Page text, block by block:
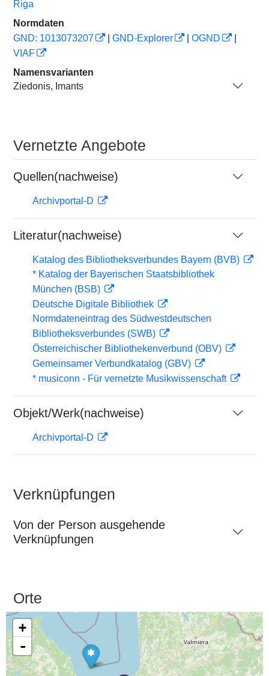
Riga
Normdaten
GND: 1013073207
GND-Explorer OGND
VIAF
Namensvarianten
Ziedonis, Imants
Vernetzte Angebote
Quellen(nachweise)
Archivportal-D
Literatur(nachweise)
Katalog des Bibliotheksverbundes Bayern (BVB)
* Katalog der Bayerischen Staatsbibliothek
München (BSB)
Deutsche Digitale Bibliothek
Normdateneintrag des Südwestdeutschen
Bibliotheksverbundes (SWB)
Österreichischer Bibliothekenverbund (OBV)
Gemeinsamer Verbundkatalog (GBV)
* musiconn - Für vernetzte Musikwissenschaft
Objekt/Werk(nachweise)
Archivportal-D
Verknüpfungen
Von der Person ausgehende
Verknüpfungen
Orte
+
-